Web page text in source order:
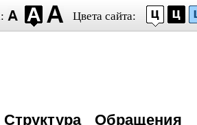
Цвета сайта:
Структура Обращения